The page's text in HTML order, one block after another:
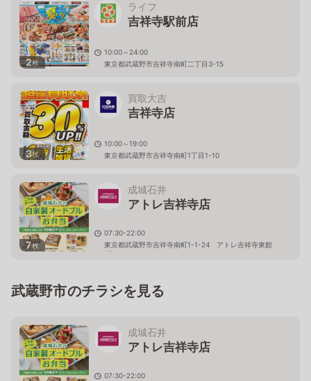
2枚
ライフ
吉祥寺駅前店
10:00～24:00
東京都武蔵野市吉祥寺南町二丁目3-15
3枚
買取大吉
吉祥寺店
10:00～19:00
東京都武蔵野市吉祥寺南町1丁目1-10
7枚
成城石井
アトレ吉祥寺店
07:30-22:00
東京都武蔵野市吉祥寺南町1-1-24 アトレ吉祥寺東館
1F
武蔵野市のチラシを見る
成城石井
アトレ吉祥寺店
07:30-22:00